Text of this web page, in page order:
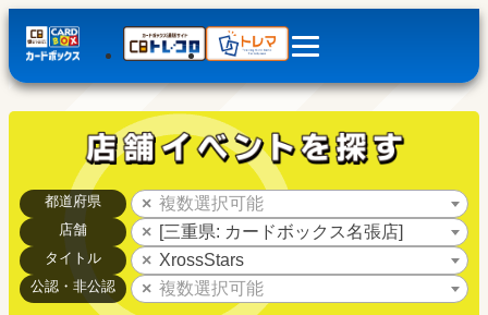
都道府県 複数選択可能
店舗 [三重県: カードボックス名張店]
タイトル XrossStars
公認・非公認 複数選択可能